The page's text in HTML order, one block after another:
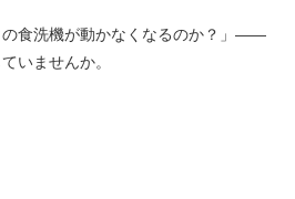
の食洗機が動かなくなるのか？」――
いませんか。